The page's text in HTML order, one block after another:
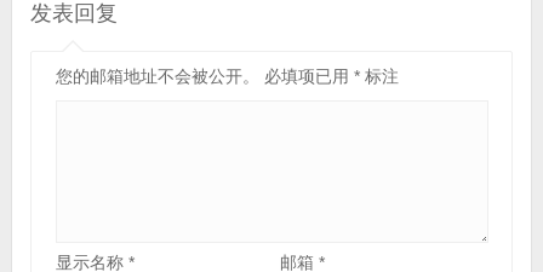
发表回复
您的邮箱地址不会被公开。 必填项已用 *标注
显示名称 * 邮箱*